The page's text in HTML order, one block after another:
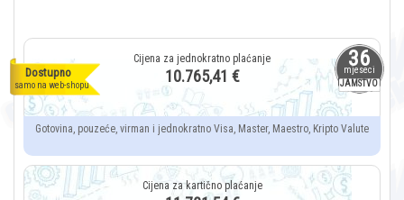
36
mjeseci
JAMSTVO
Dostupno
samo na web-shopu 10.765,41 €
Gotovina, pouzeće, virman i jednokratno Visa, Master, Maestro, Kripto Valute